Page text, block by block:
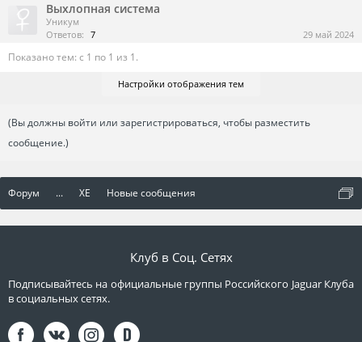
Выхлопная система
Уникум
Ответов: 7 29 май 2024
Показано тем: с 1 по 1 из 1.
Настройки отображения тем
(Вы должны войти или зарегистрироваться, чтобы разместить
сообщение.)
Форум ... XE Новые сообщения
Клуб в Соц. Сетях
Подписывайтесь на официальные группы Российского Jaguar Клуба
в социальных сетях.